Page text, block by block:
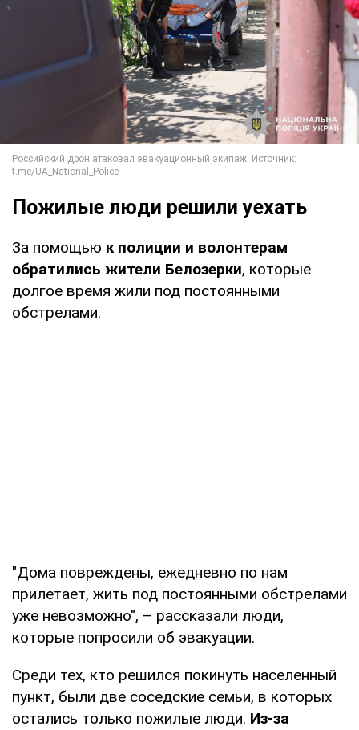
Пожилые люди решили уехать
За помощью к полиции и волонтерам
обратились жители Белозерки, которые
долгое время жили под постоянными
обстрелами.
"Дома повреждены, ежедневно по нам
прилетает, жить под постоянными обстрелами
уже невозможно", – рассказали люди,
которые попросили об эвакуации.
Среди тех, кто решился покинуть населенный
пункт, были две соседские семьи, в которых
остались только пожилые люди. Из-за